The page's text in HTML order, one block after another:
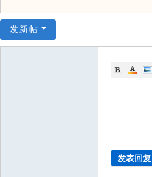
发新帖
发表回复